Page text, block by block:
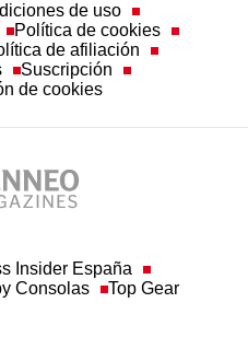
de uso
Política de cookies
de afiliación
Suscripción
de cookies
Insider España
Consolas Top Gear